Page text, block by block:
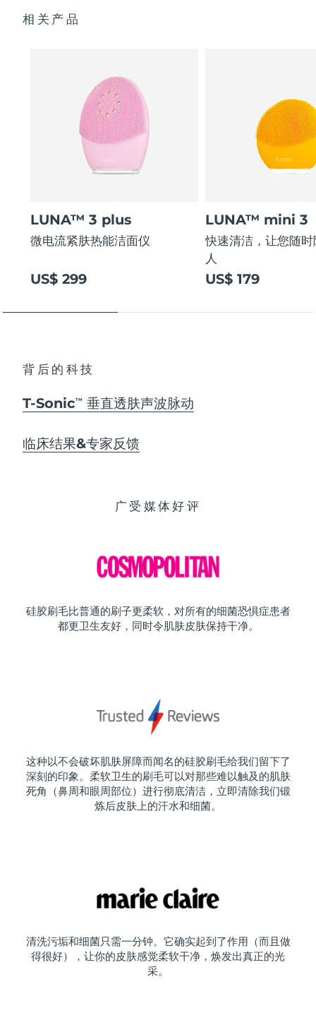
16档强度，符合人体工程学的轻质设计，智能app护肤。
通用操作指南
相关产品
LUNA™ 3 plus
微电流紧肤热能洁面仪
US$ 299
LUNA™ mini 3
快速清洁，让您随
人
US$ 179
背后的科技
T-SonicTM 垂直透肤声波脉动
临床结果&专家反馈
广受媒体好评
硅胶刷毛比普通的刷子更柔软，对所有的细菌恐惧症患者
都更卫生友好，同时令肌肤皮肤保持干净。
这种以不会破坏肌肤屏障而闻名的硅胶刷毛给我们留下了
深刻的印象。柔软卫生的刷毛可以对那些难以触及的肌肤
死角（鼻周和眼周部位）进行彻底清洁，立即清除我们锻
炼后皮肤上的汗水和细菌。
清洗污垢和细菌只需一分钟。它确实起到了作用（而且做
得很好），让你的皮肤感觉柔软干净，焕发出真正的光
采。